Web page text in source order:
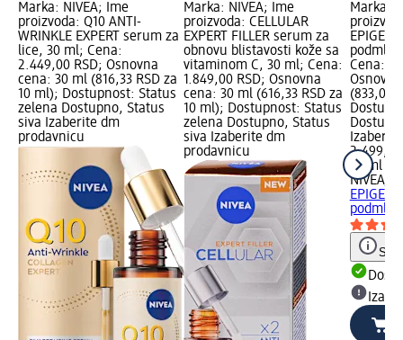
Marka: NIVEA; Ime
proizvoda: Q10 ANTI-
WRINKLE EXPERT serum za
lice, 30 ml; Cena:
2.449,00 RSD; Osnovna
cena: 30 ml (816,33 RSD za
10 ml); Dostupnost: Status
zelena Dostupno, Status
siva Izaberite dm
prodavnicu
Marka: NIVEA; Ime
proizvoda: CELLULAR
EXPERT FILLER serum za
obnovu blistavosti kože sa
vitaminom C, 30 ml; Cena:
1.849,00 RSD; Osnovna
cena: 30 ml (616,33 RSD za
10 ml); Dostupnost: Status
zelena Dostupno, Status
siva Izaberite dm
prodavnicu
Marka:
Cena:
(833,00
2.499,00
30 ml
NIVEA